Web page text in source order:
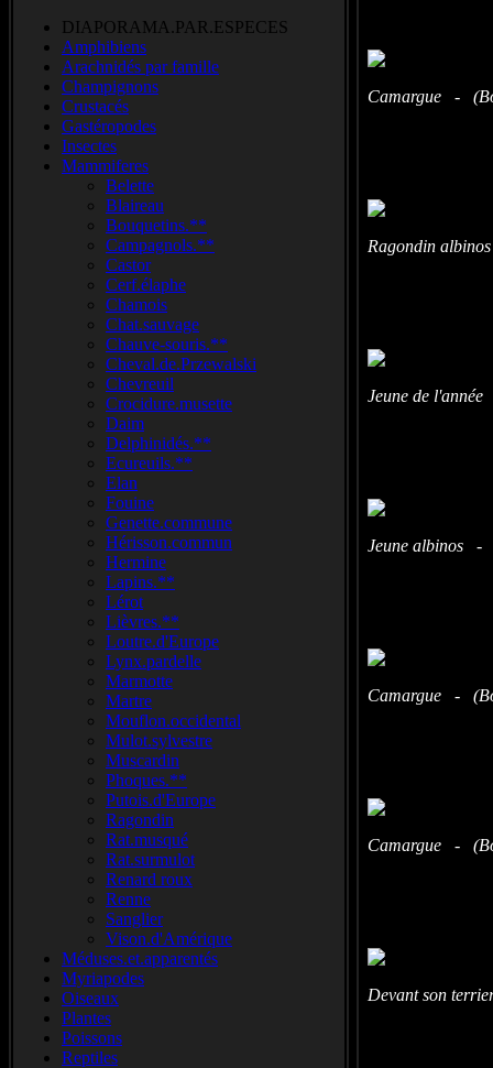
DIAPORAMA.PAR.ESPECES
Amphibiens
Arachnidés par famille
Champignons
Crustacés
Gastéropodes
Insectes
Mammiferes
Belette
Blaireau
Bouquetins.**
Campagnols.**
Castor
Cerf.élaphe
Chamois
Chat.sauvage
Chauve-souris.**
Cheval.de.Przewalski
Chevreuil
Crocidure.musette
Daim
Delphinidés.**
Ecureuils.**
Elan
Fouine
Genette.commune
Hérisson.commun
Hermine
Lapins.**
Lérot
Lièvres.**
Loutre.d'Europe
Lynx.pardelle
Marmotte
Martre
Mouflon.occidental
Mulot.sylvestre
Muscardin
Phoques.**
Putois.d'Europe
Ragondin
Rat.musqué
Rat.surmulot
Renard roux
Renne
Sanglier
Vison.d'Amérique
Méduses.et.apparentés
Myriapodes
Oiseaux
Plantes
Poissons
Reptiles
Camargue -
Ragondin
Jeune de
Jeune albinos -
Camargue -
Camargue -
Devant son